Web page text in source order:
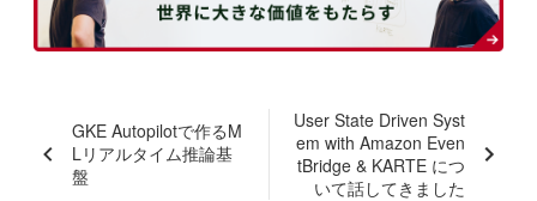
GKE Autopilotで作るM
Lリアルタイム推論基
盤
User State Driven Syst
em with Amazon Even
tBridge & KARTE につ
いて話してきました